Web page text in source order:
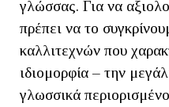
γλώσσας. Για να
πρέπει να το
καλλιτεχνών που
ιδιομορφία – την
γλωσσικά